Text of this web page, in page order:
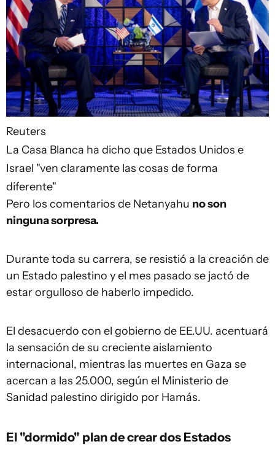
Reuters
La Casa Blanca ha dicho que Estados Unidos e
Israel "ven claramente las cosas de forma
diferente"
Pero los comentarios de Netanyahu no son
ninguna sorpresa.
Durante toda su carrera, se resistió a la creación de
un Estado palestino y el mes pasado se jactó de
estar orgulloso de haberlo impedido.
El desacuerdo con el gobierno de EE.UU. acentuará
la sensación de su creciente aislamiento
internacional, mientras las muertes en Gaza se
acercan a las 25.000, según el Ministerio de
Sanidad palestino dirigido por Hamás.
El "dormido" plan de crear dos Estados